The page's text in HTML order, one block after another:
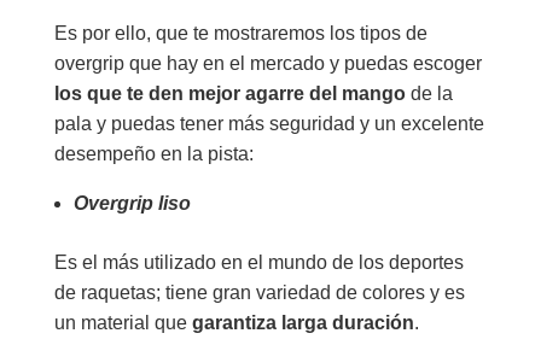
Es por ello, que te mostraremos los tipos de
overgrip que hay en el mercado y puedas escoger
los que te den mejor agarre del mangode la
pala y puedas tener más seguridad y un excelente
desempeño en la pista:
Overgrip liso
Es el más utilizado en el mundo de los deportes
de raquetas; tiene gran variedad de colores y es
un material que garantiza larga duración.